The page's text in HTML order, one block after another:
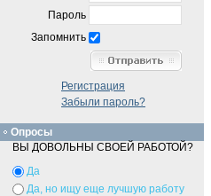
Пароль
Запомнить
Регистрация
Забыли пароль?
Опросы
ВЫ ДОВОЛЬНЫ СВОЕЙ РАБОТОЙ?
Да
Да, но ищу еще лучшую работу